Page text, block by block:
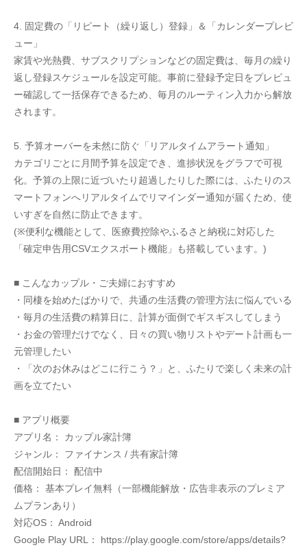
4. 固定費の「リピート（繰り返し）登録」＆「カレンダープレビ
ュー」
家賃や光熱費、サブスクリプションなどの固定費は、毎月の繰り
返し登録スケジュールを設定可能。事前に登録予定日をプレビュ
ー確認して一括保存できるため、毎月のルーティン入力から解放
されます。
5. 予算オーバーを未然に防ぐ「リアルタイムアラート通知」
カテゴリごとに月間予算を設定でき、進捗状況をグラフで可視
化。予算の上限に近づいたり超過したりした際には、ふたりのス
マートフォンへリアルタイムでリマインダー通知が届くため、使
いすぎを自然に防止できます。
(※便利な機能として、医療費控除やふるさと納税に対応した
「確定申告用CSVエクスポート機能」も搭載しています。)
■ こんなカップル・ご夫婦におすすめ
・同棲を始めたばかりで、共通の生活費の管理方法に悩んでいる
・毎月の生活費の精算日に、計算が面倒でギスギスしてしまう
・お金の管理だけでなく、日々の買い物リストやデート計画も一
元管理したい
・「次のお休みはどこに行こう？」と、ふたりで楽しく未来の計
画を立てたい
■ アプリ概要
アプリ名： カップル家計簿
ジャンル： ファイナンス / 共有家計簿
配信開始日： 配信中
価格： 基本プレイ無料（一部機能解放・広告非表示のプレミア
ムプランあり）
対応OS： Android
Google Play URL： https://play.google.com/store/apps/details?